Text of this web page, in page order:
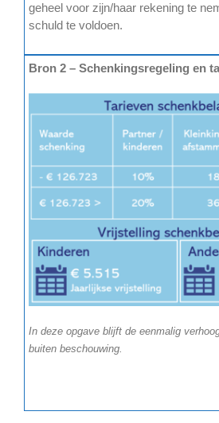
geheel voor zijn/haar rekening te
schuld te voldoen.
Bron 2 – Schenkingsregeling en
In deze opgave blijft de eenmalig
buiten beschouwing.